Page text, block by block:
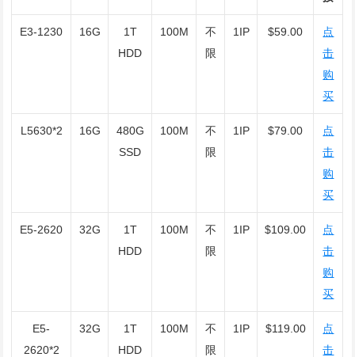
E3-1230 16G
1T
HDD
100M
不
限
1IP $59.00
点
击
购
买
L5630*2 16G
480G
SSD
100M
不
限
1IP $79.00
点
击
购
买
E5-2620 32G
1T
HDD
100M
不
限
1IP $109.00
点
击
购
买
E5-
2620*2
32G
1T
HDD
100M
不
限
1IP $119.00
点
击